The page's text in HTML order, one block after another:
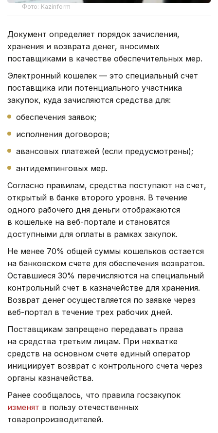
Фото: Kazinform
Документ определяет порядок зачисления,
хранения и возврата денег, вносимых
поставщиками в качестве обеспечительных мер.
Электронный кошелек — это специальный счет
поставщика или потенциального участника
закупок, куда зачисляются средства для:
обеспечения заявок;
исполнения договоров;
авансовых платежей (если предусмотрены);
антидемпинговых мер.
Согласно правилам, средства поступают на счет,
открытый в банке второго уровня. В течение
одного рабочего дня деньги отображаются
в кошельке на веб-портале и становятся
доступными для оплаты в рамках закупок.
Не менее 70% общей суммы кошельков остается
на банковском счете для обеспечения возвратов.
Оставшиеся 30% перечисляются на специальный
контрольный счет в казначействе для хранения.
Возврат денег осуществляется по заявке через
веб-портал в течение трех рабочих дней.
Поставщикам запрещено передавать права
на средства третьим лицам. При нехватке
средств на основном счете единый оператор
инициирует возврат с контрольного счета через
органы казначейства.
Ранее сообщалось, что правила госзакупок
изменят в пользу отечественных
товаропроизводителей.